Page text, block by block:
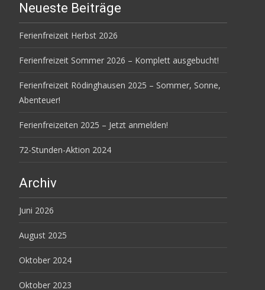
Neueste Beiträge
Ferienfreizeit Herbst 2026
Ferienfreizeit Sommer 2026 – Komplett ausgebucht!
Ferienfreizeit Rödinghausen 2025 – Sommer, Sonne,
Abenteuer!
Ferienfreizeiten 2025 – Jetzt anmelden!
72-Stunden-Aktion 2024
Archiv
Juni 2026
August 2025
Oktober 2024
Oktober 2023